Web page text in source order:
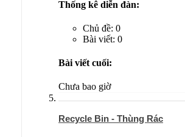
Thống kê diễn đàn:
Chủ đề: 0
Bài viết: 0
Bài viết cuối:
Chưa bao giờ
Recycle Bin - Thùng Rác